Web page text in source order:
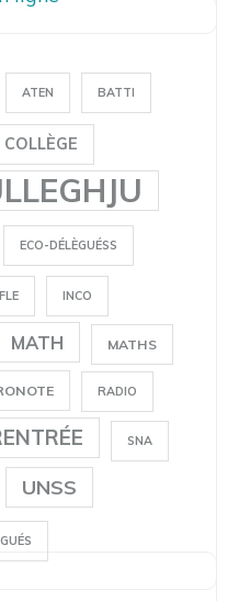
ATEN BATTI
COLLÈGE
ECO-DÉLÈGUÉSS
FLE INCO
MATH MATHS
RADIO
SNA
UNSS